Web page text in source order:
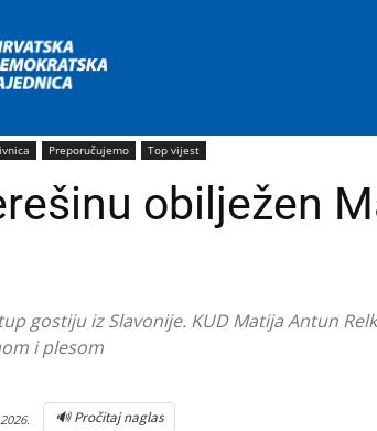
Preporučujemo Top vijest
obilježen
gostiju iz Slavonije. KUD Matija Antun
i plesom
🔊 Pročitaj naglas